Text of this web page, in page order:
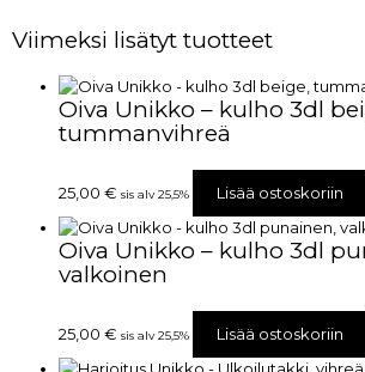
Viimeksi lisätyt tuotteet
Oiva Unikko – kulho 3dl
tummanvihreä
25,00 € sis alv 25,5% Lisää ostoskoriin
Oiva Unikko – kulho 3dl
valkoinen
25,00 € sis alv 25,5% Lisää ostoskoriin